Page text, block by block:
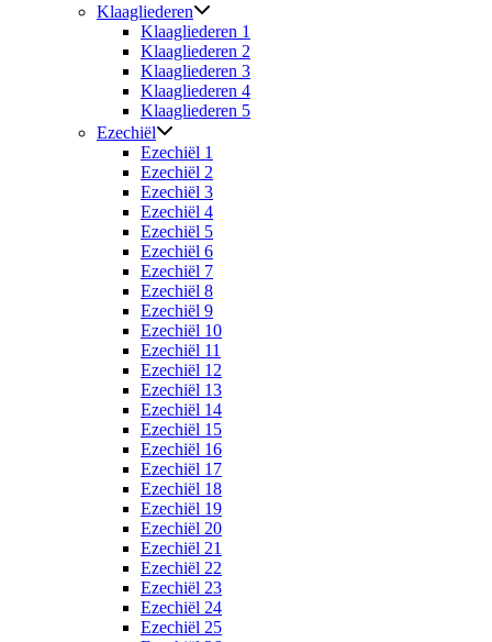
Klaagliederen
Klaagliederen 1
Klaagliederen 2
Klaagliederen 3
Klaagliederen 4
Klaagliederen 5
Ezechiël
Ezechiël 1
Ezechiël 2
Ezechiël 3
Ezechiël 4
Ezechiël 5
Ezechiël 6
Ezechiël 7
Ezechiël 8
Ezechiël 9
Ezechiël 10
Ezechiël 11
Ezechiël 12
Ezechiël 13
Ezechiël 14
Ezechiël 15
Ezechiël 16
Ezechiël 17
Ezechiël 18
Ezechiël 19
Ezechiël 20
Ezechiël 21
Ezechiël 22
Ezechiël 23
Ezechiël 24
Ezechiël 25